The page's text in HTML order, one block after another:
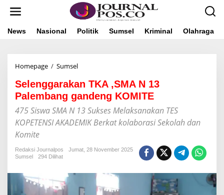
News Nasional Politik Sumsel Kriminal Olahraga
Homepage / Sumsel
l
e
n
g
g
a
n
Selenggarakan TKA ,SMA N 13
Palembang gandeng KOMITE
475 Siswa SMA N 13 Sukses Melaksanakan TES
KOPETENSI AKADEMIK Berkat kolaborasi Sekolah dan
Komite
Redaksi Journalpos
Jumat, 28 November 2025
Sumsel
294 Dilihat